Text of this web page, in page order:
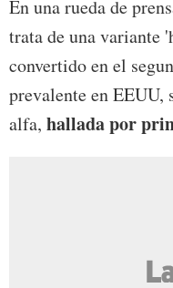
En una rueda de
trata de una variante
convertido en el
prevalente en EEUU,
alfa, hallada por